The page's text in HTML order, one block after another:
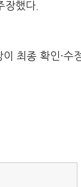
장했다.
최종 확인·수